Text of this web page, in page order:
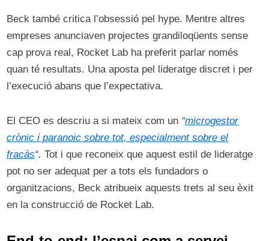
Beck també critica l’obsessió pel hype. Mentre altres
empreses anunciaven projectes grandiloqüents sense
cap prova real, Rocket Lab ha preferit parlar només
quan té resultats. Una aposta pel lideratge discret i per
l’execució abans que l’expectativa.
El CEO es descriu a si mateix com un “microgestor
crònic i paranoic sobre tot, especialment sobre el
fracàs“. Tot i que reconeix que aquest estil de lideratge
pot no ser adequat per a tots els fundadors o
organitzacions, Beck atribueix aquests trets al seu èxit
en la construcció de Rocket Lab.